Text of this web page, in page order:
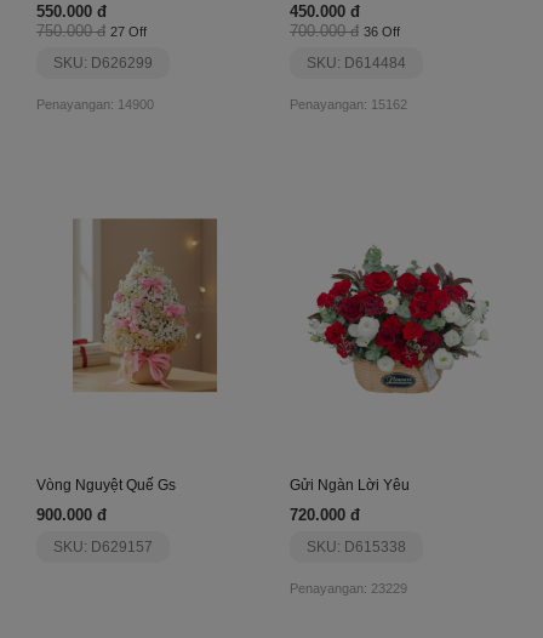
550.000 đ
750.000 đ 27 Off
SKU: D626299
Penayangan: 14900
450.000 đ
700.000 đ 36 Off
SKU: D614484
Penayangan: 15162
Vòng Nguyệt Quế Gs
900.000 đ
SKU: D629157
Gửi Ngàn Lời Yêu
720.000 đ
SKU: D615338
Penayangan: 23229